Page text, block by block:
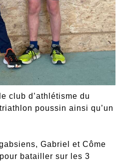
club d’athlétisme du
poussin ainsi qu’un
Gabriel et Côme
batailler sur les 3